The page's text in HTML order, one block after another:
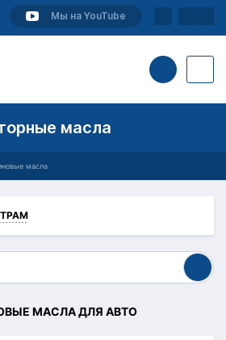
Мы на YouTube
масла
масла
МАСЛА ДЛЯ АВТО